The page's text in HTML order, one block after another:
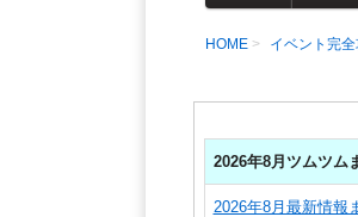
HOME イベント完
2026年8月ツムツム
2026年8月最新情報